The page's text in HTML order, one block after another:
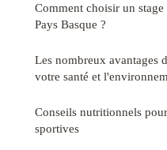
Comment choisir un
Pays Basque ?
Les nombreux avantages
votre santé et
Conseils nutritionnels
sportives